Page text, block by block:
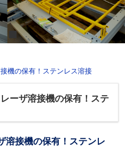
機の保有！ステンレス溶接
ーザ溶接機の保有！ステ
溶接機の保有！ステンレ